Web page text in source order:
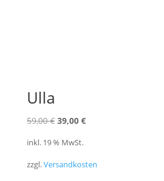
Ulla
59,00€ Ursprünglicher
59,00 €
39,00 €Aktueller
39,00 €.
inkl. 19 % MwSt.
zzgl.Versandkosten